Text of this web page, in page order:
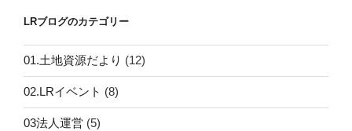
LRブログのカテゴリー
01.土地資源だより (12)
02.LRイベント (8)
03法人運営 (5)